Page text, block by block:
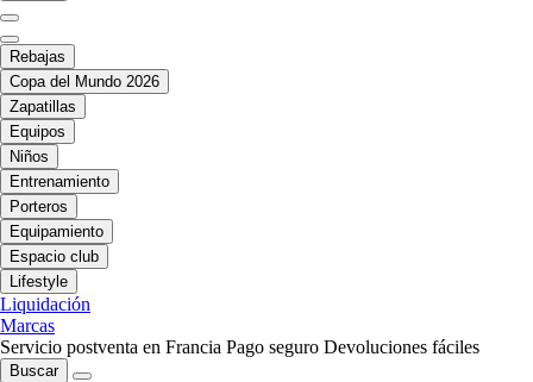
Rebajas
Copa del Mundo 2026
Zapatillas
Equipos
Niños
Entrenamiento
Porteros
Equipamiento
Espacio club
Lifestyle
Liquidación
Marcas
Servicio postventa en Francia Pago seguro Devoluciones fáciles
Buscar